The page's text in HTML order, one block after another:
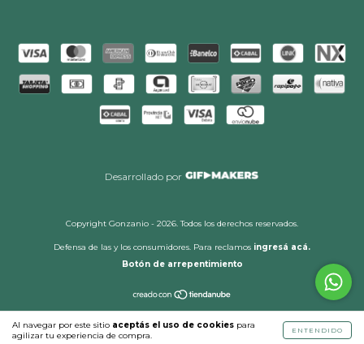
Al navegar por este sitio aceptás el uso de cookies para
agilizar tu experiencia de compra.
ENTENDIDO
Desarrollado por
Copyright Gonzanio - 2026. Todos los derechos reservados.
Defensa de las y los consumidores. Para reclamos ingresá acá.
Botón de arrepentimiento